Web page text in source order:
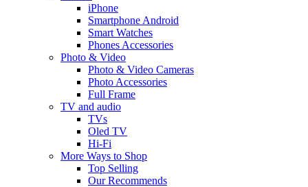
iPhone
Smartphone Android
Smart Watches
Phones Accessories
Photo & Video
Photo & Video Cameras
Photo Accessories
Full Frame
TV and audio
TVs
Oled TV
Hi-Fi
More Ways to Shop
Top Selling
Our Recommends